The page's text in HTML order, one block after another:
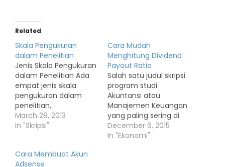
Related
Skala Pengukuran
dalam Penelitian
Jenis Skala Pengukuran
dalam Penelitian Ada
empat jenis skala
pengukuran dalam
penelitian,
yaitu nominal, ordinal, i
nterval dan ratio. 1.
pengukuran
March 28, 2013
In "Skripsi"
Cara Mudah
Menghitung Dividend
Payout Ratio
Salah satu judul skripsi
program studi
Akuntansi atau
Manajemen Keuangan
yang paling sering di
munculkan adalah
Pengaruh Dividend
December 6, 2015
In "Ekonomi"
Cara Membuat Akun
Adsense